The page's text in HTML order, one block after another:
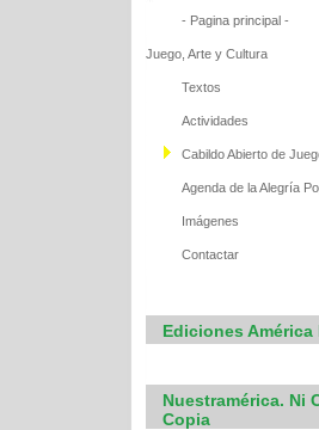
- Pagina principal -
Juego, Arte y Cultura
Textos
Actividades
Cabildo Abierto de
Agenda de la Alegría
Imágenes
Contactar
Ediciones América
Nuestramérica. Ni
Copia